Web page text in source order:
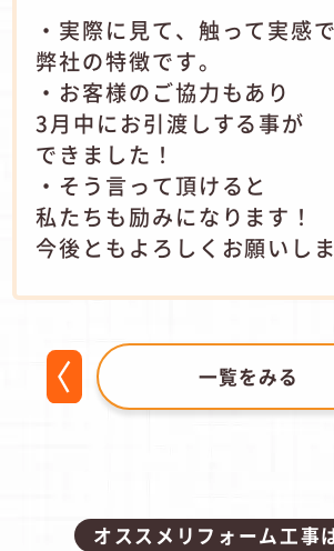
・実際に見て、触って実感
弊社の特徴です。
・お客様のご協力もあり
3月中にお引渡しする事が
できました！
・そう言って頂けると
私たちも励みになります！
今後ともよろしくお願いし
一覧をみる
オススメリフォーム工事